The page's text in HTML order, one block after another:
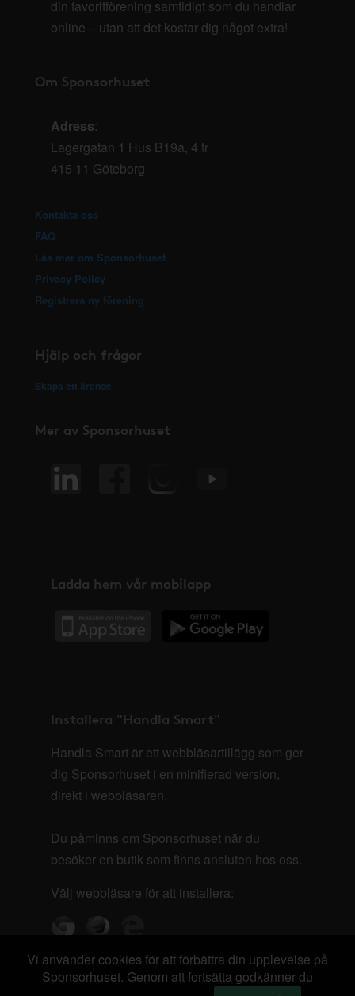
din favoritförening samtidigt som du handlar
online – utan att det kostar dig något extra!
Om Sponsorhuset
Adress:
Lagergatan 1 Hus B19a, 4 tr
415 11 Göteborg
Kontakta oss
FAQ
Läs mer om Sponsorhuset
Privacy Policy
Registrera ny förening
Hjälp och frågor
Skapa ett ärende
Mer av Sponsorhuset
Ladda hem vår mobilapp
Installera "Handla Smart"
Handla Smart är ett webbläsartillägg som ger
dig Sponsorhuset i en minifierad version,
direkt i webbläsaren.
Du påminns om Sponsorhuset när du
besöker en butik som finns ansluten hos oss.
Välj webbläsare för att installera:
Vi använder cookies för att förbättra din upplevelse på
Sponsorhuset. Genom att fortsätta godkänner du